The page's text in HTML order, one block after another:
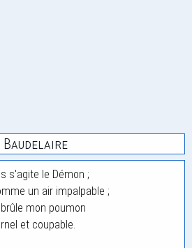
s'agite le Démon ;
un air impalpable ;
mon poumon
et coupable.